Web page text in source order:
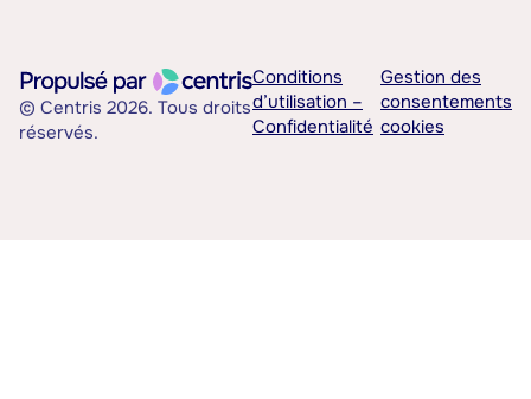
© Centris 2026. Tous droits
réservés.
Conditions
d’utilisation –
Confidentialité
Gestion des
consentements
cookies